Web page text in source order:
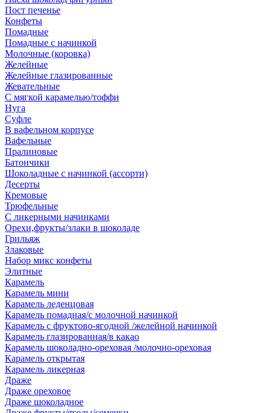
Пост печенье
Конфеты
Помадные
Помадные с начинкой
Молочные (коровка)
Желейные
Желейные глазированные
Жевательные
С мягкой карамелью/тоффи
Нуга
Суфле
В вафельном корпусе
Вафельные
Пралиновые
Батончики
Шоколадные с начинкой (ассорти)
Десерты
Кремовые
Трюфельные
С ликерными начинками
Орехи,фрукты/злаки в шоколаде
Грильяж
Злаковые
Набор микс конфеты
Элитные
Карамель
Карамель мини
Карамель леденцовая
Карамель помадная/с молочной начинкой
Карамель с фруктово-ягодной /желейной начинкой
Карамель глазированная/в какао
Карамель шоколадно-ореховая /молочно-ореховая
Карамель открытая
Карамель ликерная
Драже
Драже ореховое
Драже шоколадное